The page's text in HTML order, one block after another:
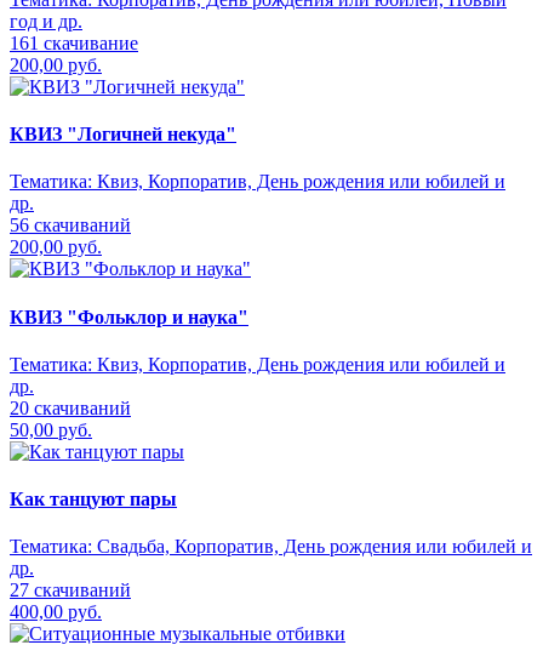
год и др.
161 скачивание
200,00 руб.
КВИЗ "Логичней некуда"
Тематика: Квиз, Корпоратив, День рождения или юбилей и
др.
56 скачиваний
200,00 руб.
КВИЗ "Фольклор и наука"
Тематика: Квиз, Корпоратив, День рождения или юбилей и
др.
20 скачиваний
50,00 руб.
Как танцуют пары
Тематика: Свадьба, Корпоратив, День рождения или юбилей и
др.
27 скачиваний
400,00 руб.